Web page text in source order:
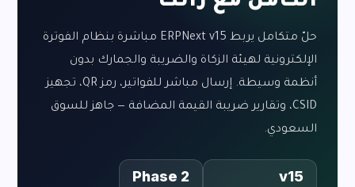
حلّ متكامل يربط ERPNext v15 مباشرة بنظام الفوترة
الإلكترونية لهيئة الزكاة والضريبة والجمارك بدون
أنظمة وسيطة. إرسال مباشر للفواتير، رمز QR، تجهيز
CSID، وتقارير ضريبة القيمة المضافة — جاهز للسوق
السعودي.
v15
Phase 2